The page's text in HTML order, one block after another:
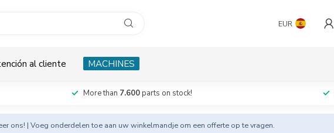
EUR
al cliente MACHINES
More than 7.600parts on stock!
ons! | Voeg onderdelen toe aan uw winkelmandje om een offerte op te vragen.